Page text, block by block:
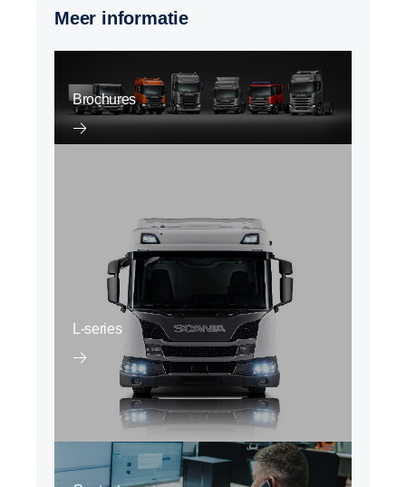
Meer informatie
Brochures
L-series